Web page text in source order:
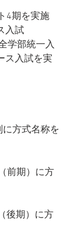
4期を実施
入試
学部統一入
ス入試を実
方式名称を
前期）に方
後期）に方